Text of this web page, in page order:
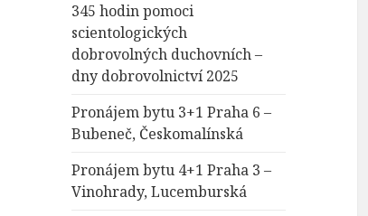
345 hodin pomoci
scientologických
dobrovolných duchovních –
dny dobrovolnictví 2025
Pronájem bytu 3+1 Praha 6 –
Bubeneč, Českomalínská
Pronájem bytu 4+1 Praha 3 –
Vinohrady, Lucemburská